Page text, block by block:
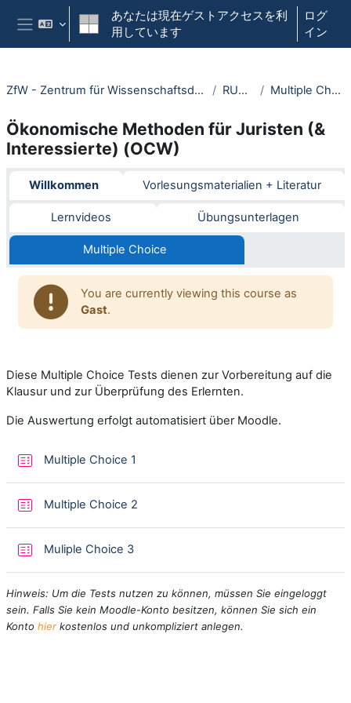
メインコンテンツへスキップする
サイドパネル
あなたは現在ゲストアクセスを利
用しています
ログ
イン
ZfW - Zentrum für Wissenschaftsdidaktik RUBeL Multiple Choice
Ökonomische Methoden für Juristen (&
Interessierte) (OCW)
Section outline
Willkommen Vorlesungsmaterialien + Literatur
Lernvideos Übungsunterlagen
Multiple Choice
You are currently viewing this course as
Gast.
Diese Multiple Choice Tests dienen zur Vorbereitung auf die
Klausur und zur Überprüfung des Erlernten.
Die Auswertung erfolgt automatisiert über Moodle.
Multiple Choice 1
Multiple Choice 2
Muliple Choice 3小テスト
Hinweis: Um die Tests nutzen zu können, müssen Sie eingeloggt
sein. Falls Sie kein Moodle-Konto besitzen, können Sie sich ein
Konto hier kostenlos und unkompliziert anlegen.